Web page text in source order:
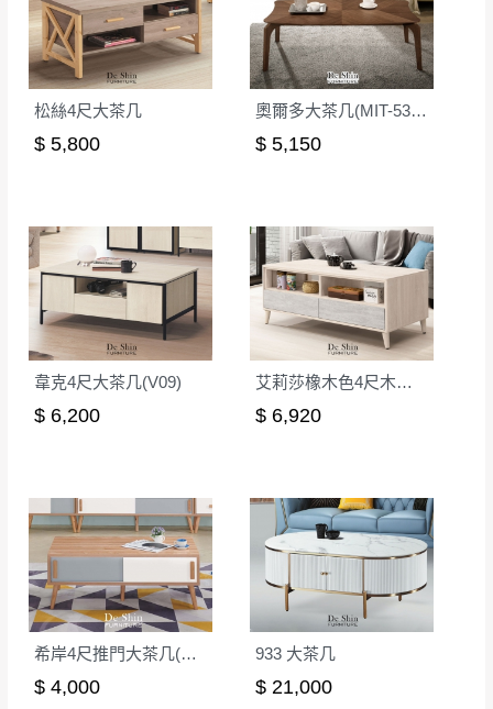
。
其它注意事項
本司貨車運送如因路況不佳、天候惡劣、過於偏遠之
山區內等，或收貨地點搬運過於困難等因素，導致無
保護物流人員的工作安全，賣家無提供吊掛服務，若
需以吊車或其他的吊掛方式吊運，費用將由買方自行
支付。
因大型傢俱有組裝、配送的問題，並非一般快速到貨
商品，無法指定特定時間送達，司機當天到貨前皆會
再與您通知，讓您不用整天在家等貨，以免浪費你的
如遇自然災害、政府宣布之災害警報等不可抗力情
百貨公司配送暫無法配合開店前、閉店後時段，並送
至百貨公司卸貨區為限，恕無法送至指定樓面。《 如
遇百貨周年慶期間，恕暫停百貨公司相關運送 》
無回收家具服務，若需回收家俱可聯絡當地請清潔隊
回收,免付費清運專線：0800-085-717
詳細尺寸以實品為主。
非因本公司問題而需退換貨，請於收到貨7日
內通知客服人員(Line@ ID：@dershin)，並
須保持商品全新狀態與完整包裝。鑑賞期間
若發生非本司因素致使之汙損破壞，恕無法
收送貨，敬請見諒！
本公司部份商品無維修服務，超過7日鑑賞
期，商品使用年限，因客人使用習慣、居家
環境不同。若屬人為因素導致商品損壞、零
件短缺，則維修、搬運費用，需由消費者自
行吸收(另事先與消費者報價，消費者同意將
會進行維修)。
形，我們需酌收退貨運費。
如欲放置營業場所及公開場合之商品則無享
有商品一年保固之服務。
▪️訂單成立時請儘速於三日內完成付款，
交易恕不
殺價，商品均已最低價格售出，且在特定時日會給
予折扣，請密切注意。
▪️三日內若未接獲您的匯款或轉帳通知，商品將不
松絲4尺大茶几
$ 5,800
奧爾多大茶几(MIT-5319)
$ 5,150
韋克4尺大茶几(V09)
$ 6,200
艾莉莎橡木色4尺木面大茶几
$ 6,920
希岸4尺推門大茶几(CL-2)
$ 4,000
933 大茶几
$ 21,000